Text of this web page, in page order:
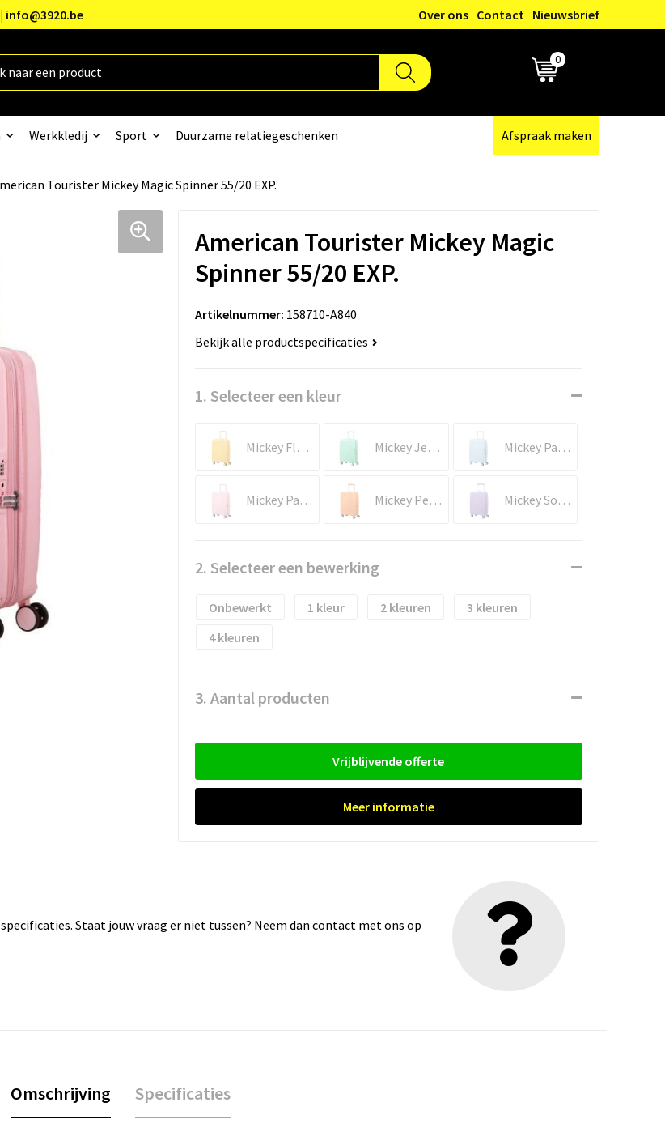
info@3920.be Over ons Contact Nieuwsbrief
0
Werkkledij Sport Duurzame relatiegeschenken Afspraak maken
Tourister Mickey Magic Spinner 55/20 EXP.
American Tourister Mickey Magic
Spinner 55/20 EXP.
Artikelnummer: 158710-A840
Bekijk alle productspecificaties
1. Selecteer een kleur
Mickey Flower Yellow Mickey Jelly Mint Mickey Pastel Blue
Mickey Pastel Pink Mickey Peachy Orange Mickey Soft Lilac
2. Selecteer een bewerking
Onbewerkt 1 2
3
4
3. Aantal producten
Vrijblijvende offerte
Meer informatie
Staat jouw vraag er niet tussen? Neem dan contact met ons op
Omschrijving Specificaties